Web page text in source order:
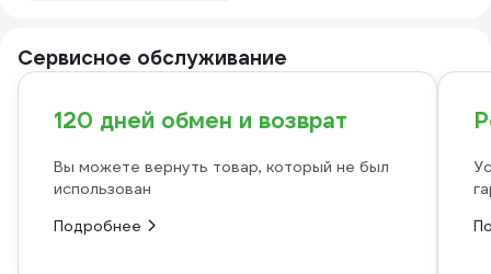
Сервисное обслуживание
120 дней обмен и возврат
Вы можете вернуть товар, который не был
использован
Подробнее